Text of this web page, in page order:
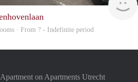
· From ? - Indefinite period
on Apartments Utrecht